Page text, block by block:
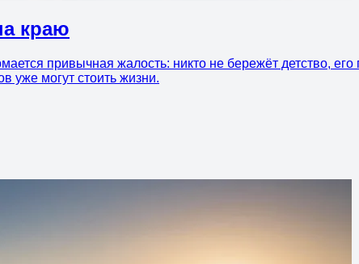
краю
привычная жалость: никто не бережёт детство,
уже могут стоить жизни.